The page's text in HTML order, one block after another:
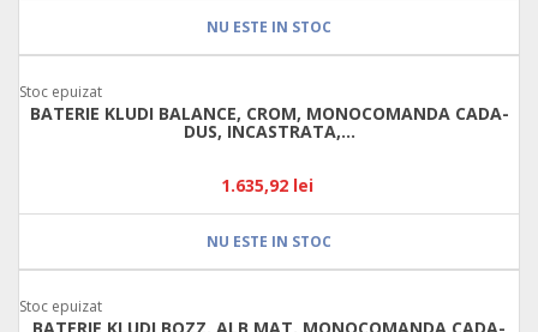
NU ESTE IN STOC
Stoc epuizat
BATERIE KLUDI BALANCE, CROM, MONOCOMANDA CADA-
DUS, INCASTRATA,...
1.635,92 lei
NU ESTE IN STOC
Stoc epuizat